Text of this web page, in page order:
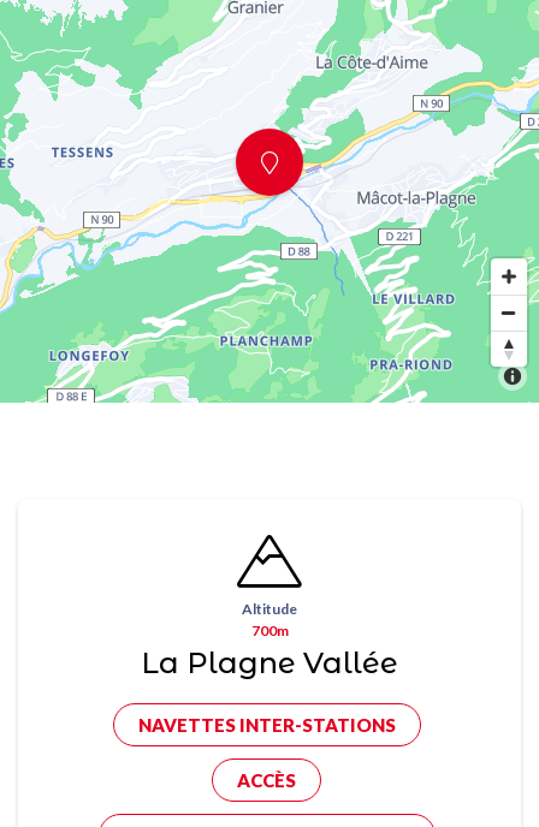
Altitude
700m
La Plagne Vallée
NAVETTES INTER-STATIONS
ACCÈS